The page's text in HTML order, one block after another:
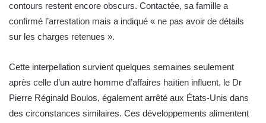
contours restent encore obscurs. Contactée, sa famille a
confirmé l’arrestation mais a indiqué « ne pas avoir de détails
sur les charges retenues ».
Cette interpellation survient quelques semaines seulement
après celle d’un autre homme d’affaires haïtien influent, le Dr
Pierre Réginald Boulos, également arrêté aux États-Unis dans
des circonstances similaires. Ces développements alimentent